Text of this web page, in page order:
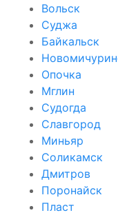
Вольск
Суджа
Байкальск
Опочка
Мглин
Судогда
Славгород
Миньяр
Соликамск
Дмитров
Поронайск
Пласт